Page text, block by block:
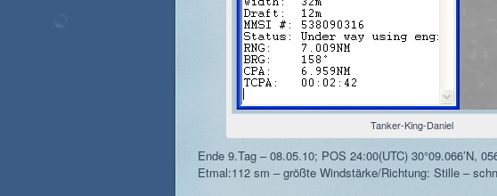
Tanker-King-Daniel
Ende 9.Tag – 08.05.10; POS 24:00(UTC) 30°09.066’N,
Etmal:112 sm – größte Windstärke/Richtung: Stille –